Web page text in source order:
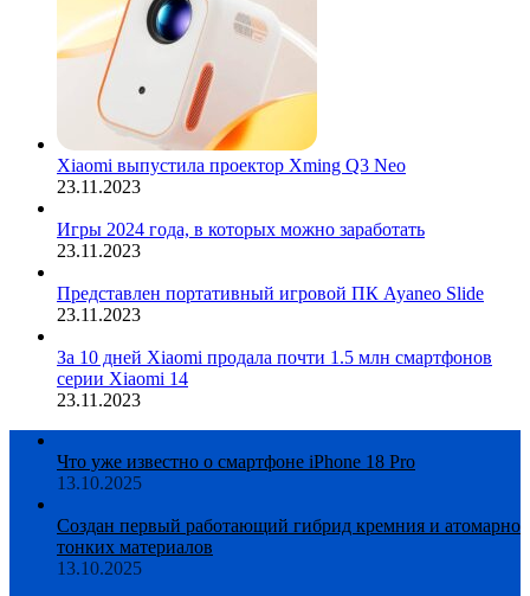
Xiaomi выпустила проектор Xming Q3 Neo
23.11.2023
Игры 2024 года, в которых можно заработать
23.11.2023
Представлен портативный игровой ПК Ayaneo Slide
23.11.2023
За 10 дней Xiaomi продала почти 1.5 млн смартфонов
серии Xiaomi 14
23.11.2023
Что уже известно о смартфоне iPhone 18 Pro
13.10.2025
Создан первый работающий гибрид кремния и атомарно
тонких материалов
13.10.2025